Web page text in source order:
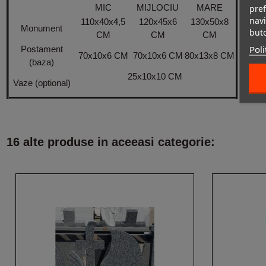
MIC MIJLOCIU MARE
Monument
110x40x4,5
CM
120x45x6
CM
130x50x8
CM
Postament
(baza)
70x10x6 CM 70x10x6 CM 80x13x8 CM
Vaze (optional)
25x10x10 CM
16 alte produse in aceeasi categorie: